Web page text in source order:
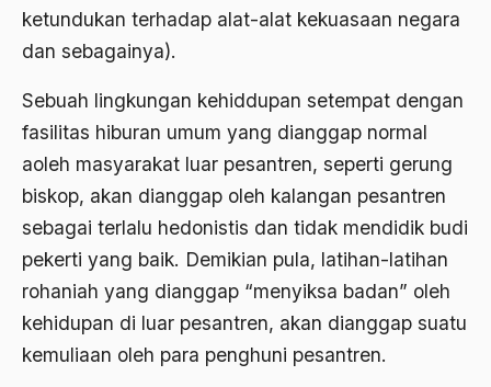
ketundukan terhadap alat-alat kekuasaan negara
dan sebagainya).
Sebuah lingkungan kehiddupan setempat dengan
fasilitas hiburan umum yang dianggap normal
aoleh masyarakat luar pesantren, seperti gerung
biskop, akan dianggap oleh kalangan pesantren
sebagai terlalu hedonistis dan tidak mendidik budi
pekerti yang baik. Demikian pula, latihan-latihan
rohaniah yang dianggap “menyiksa badan” oleh
kehidupan di luar pesantren, akan dianggap suatu
kemuliaan oleh para penghuni pesantren.
Anti Klimak
Anti-Kekerasan
António de Oliveira Salazar
Antonio Gramsci
antropologi
antroposentrisme
Anwar Ibrahim
Anwar Sadat